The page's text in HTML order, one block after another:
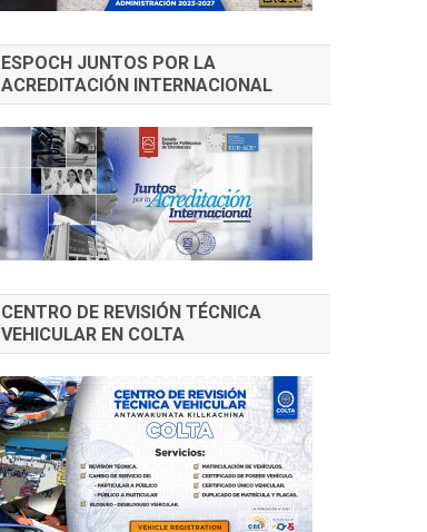
ESPOCH JUNTOS POR LA
ACREDITACIÓN INTERNACIONAL
CENTRO DE REVISIÓN TÉCNICA
VEHICULAR EN COLTA